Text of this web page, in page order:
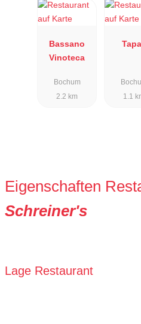
Bassano
Vinoteca
Bochum
2.2 km
1.1
Eigenschaften
Schreiner's
Lage Restaurant